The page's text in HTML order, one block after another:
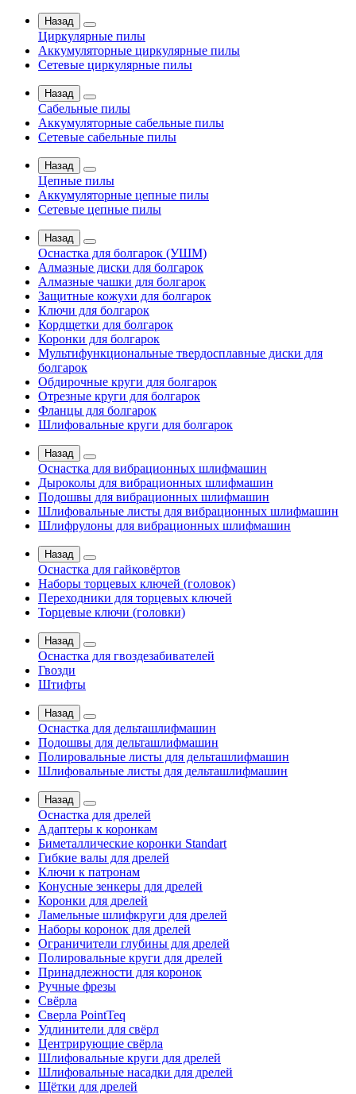
Назад
Циркулярные пилы
Аккумуляторные циркулярные пилы
Сетевые циркулярные пилы
Назад
Сабельные пилы
Аккумуляторные сабельные пилы
Сетевые сабельные пилы
Назад
Цепные пилы
Аккумуляторные цепные пилы
Сетевые цепные пилы
Назад
Оснастка для болгарок (УШМ)
Алмазные диски для болгарок
Алмазные чашки для болгарок
Защитные кожухи для болгарок
Ключи для болгарок
Кордщетки для болгарок
Коронки для болгарок
Мультифункциональные твердосплавные диски для
болгарок
Обдирочные круги для болгарок
Отрезные круги для болгарок
Фланцы для болгарок
Шлифовальные круги для болгарок
Назад
Оснастка для вибрационных шлифмашин
Дыроколы для вибрационных шлифмашин
Подошвы для вибрационных шлифмашин
Шлифовальные листы для вибрационных шлифмашин
Шлифрулоны для вибрационных шлифмашин
Назад
Оснастка для гайковёртов
Наборы торцевых ключей (головок)
Переходники для торцевых ключей
Торцевые ключи (головки)
Назад
Оснастка для гвоздезабивателей
Гвозди
Штифты
Назад
Оснастка для дельташлифмашин
Подошвы для дельташлифмашин
Полировальные листы для дельташлифмашин
Шлифовальные листы для дельташлифмашин
Назад
Оснастка для дрелей
Адаптеры к коронкам
Биметаллические коронки Standart
Гибкие валы для дрелей
Ключи к патронам
Конусные зенкеры для дрелей
Коронки для дрелей
Ламельные шлифкруги для дрелей
Наборы коронок для дрелей
Ограничители глубины для дрелей
Полировальные круги для дрелей
Принадлежности для коронок
Ручные фрезы
Свёрла
Сверла PointTeq
Удлинители для свёрл
Центрирующие свёрла
Шлифовальные круги для дрелей
Шлифовальные насадки для дрелей
Щётки для дрелей